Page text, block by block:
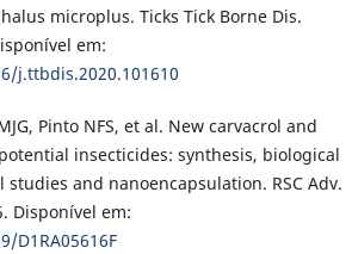
microplus. Ticks Tick Borne Dis.
em:
j.ttbdis.2020.101610
Pinto NFS, et al. New carvacrol and
insecticides: synthesis, biological
and nanoencapsulation. RSC Adv.
Disponível em:
D1RA05616F